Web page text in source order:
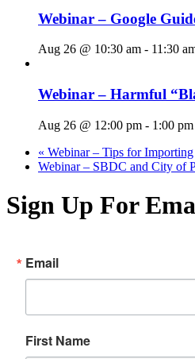
Webinar – Google
Aug 26 @ 10:30 am - 11:30
Webinar – Harmful
Aug 26 @ 12:00 pm - 1:00 pm
« Webinar – Tips for Importing
Webinar – SBDC and City of
Sign Up For
Email
First Name